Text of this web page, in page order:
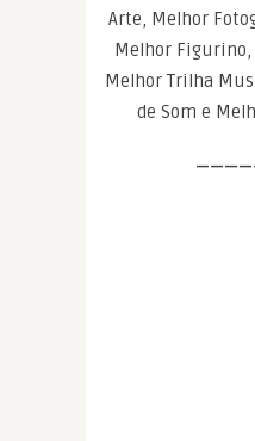
Arte, Melhor
Melhor
Melhor Trilha
de Som e